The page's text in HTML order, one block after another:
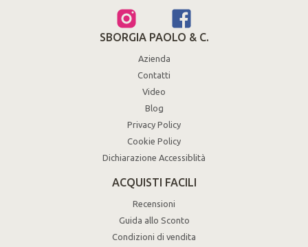
SBORGIA PAOLO & C.
Azienda
Contatti
Video
Blog
Privacy Policy
Cookie Policy
Dichiarazione Accessiblità
ACQUISTI FACILI
Recensioni
Guida allo Sconto
Condizioni di vendita